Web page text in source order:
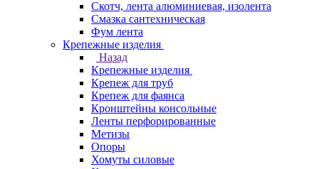
Скотч, лента алюминиевая, изолента
Смазка сантехническая
Фум лента
Крепежные изделия
Назад
Крепежные изделия
Крепеж для труб
Крепеж для фаянса
Кронштейны консольные
Ленты перфорированные
Метизы
Опоры
Хомуты силовые